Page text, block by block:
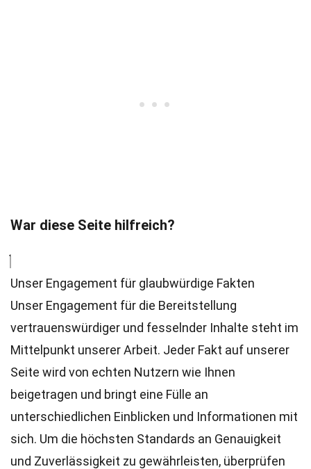
War diese Seite hilfreich?
Unser Engagement für glaubwürdige Fakten
Unser Engagement für die Bereitstellung
vertrauenswürdiger und fesselnder Inhalte steht im
Mittelpunkt unserer Arbeit. Jeder Fakt auf unserer
Seite wird von echten Nutzern wie Ihnen
beigetragen und bringt eine Fülle an
unterschiedlichen Einblicken und Informationen mit
sich. Um die höchsten Standards an Genauigkeit
und Zuverlässigkeit zu gewährleisten, überprüfen